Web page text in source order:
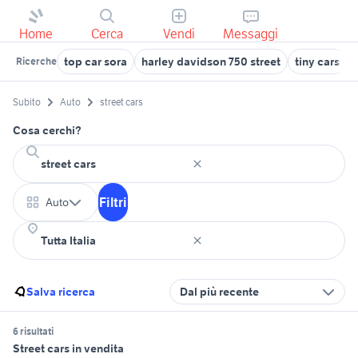
Home Cerca Vendi Messaggi
Ricerche top car sora harley davidson 750 street tiny cars
Subito Auto street cars
Cosa cerchi?
Auto Filtri
Salva ricerca Dal più recente
6 risultati
Street cars in vendita